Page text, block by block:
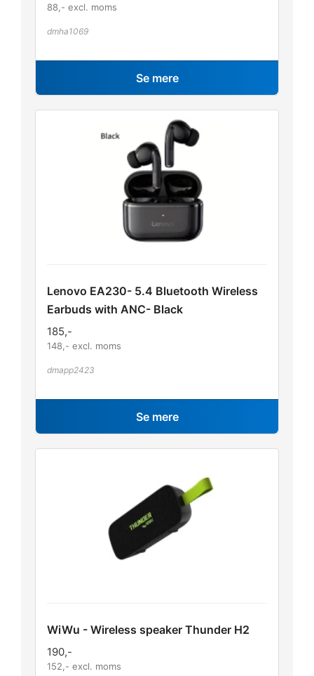
88 ,- excl. moms
dmha1069
Se mere
Lenovo EA230- 5.4 Bluetooth Wireless
Earbuds with ANC- Black
185,-
148 ,- excl. moms
dmapp2423
Se mere
WiWu - Wireless speaker Thunder H2
190,-
152 ,- excl. moms